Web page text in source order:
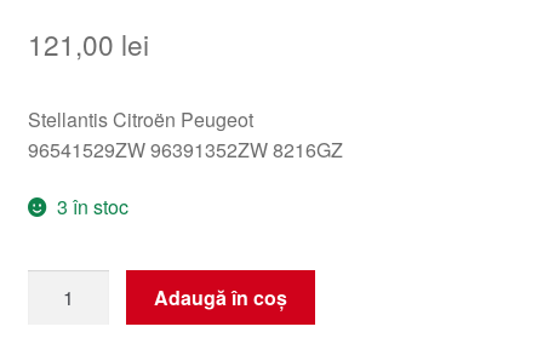
121,00 lei
Stellantis Citroën Peugeot
96541529ZW 96391352ZW 8216GZ
3 în stoc
Airbag
Adaugă în coș